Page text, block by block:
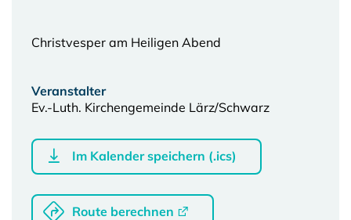
Christvesper am Heiligen Abend
Veranstalter
Ev.-Luth. Kirchengemeinde Lärz/Schwarz
Im Kalender speichern (.ics)
Route berechnen